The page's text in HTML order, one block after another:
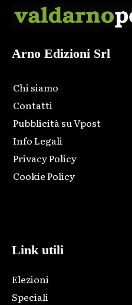
Arno Edizioni Srl
Chi siamo
Contatti
Pubblicità su Vpost
Info Legali
Privacy Policy
Cookie Policy
Link utili
Elezioni
Speciali